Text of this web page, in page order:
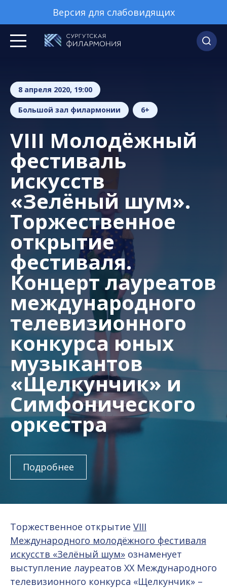
Версия для слабовидящих
8 апреля 2020, 19:00
Большой зал филармонии 6+
VIII Молодёжный
фестиваль
искусств
«Зелёный шум».
Торжественное
открытие
фестиваля.
Концерт лауреатов
международного
телевизионного
конкурса юных
музыкантов
«Щелкунчик» и
Симфонического
оркестра
Подробнее
Торжественное открытие VIII
Международного молодёжного фестиваля
искусств «Зелёный шум» ознаменует
выступление лауреатов XX Международного
телевизионного конкурса «Щелкунчик» –